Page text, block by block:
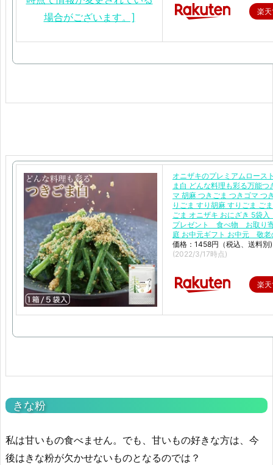
楽
オニザキのプレミアムロース
ま白 どんな料理も彩る万能つ
マ 胡麻 つきごま つきゴマ つ
りごま すり胡麻 すりごま ご
ごま オニザキ おにざき 5
プレゼント 食べ物 お取り
庭 お中元ギフト お中元 敬老
価格：1458円（税込、送料別)
(2022/3/17時点)
楽
きな粉
私は甘いもの食べません。でも、甘いもの好きな方は、今
後はきな粉が欠かせないものとなるのでは？